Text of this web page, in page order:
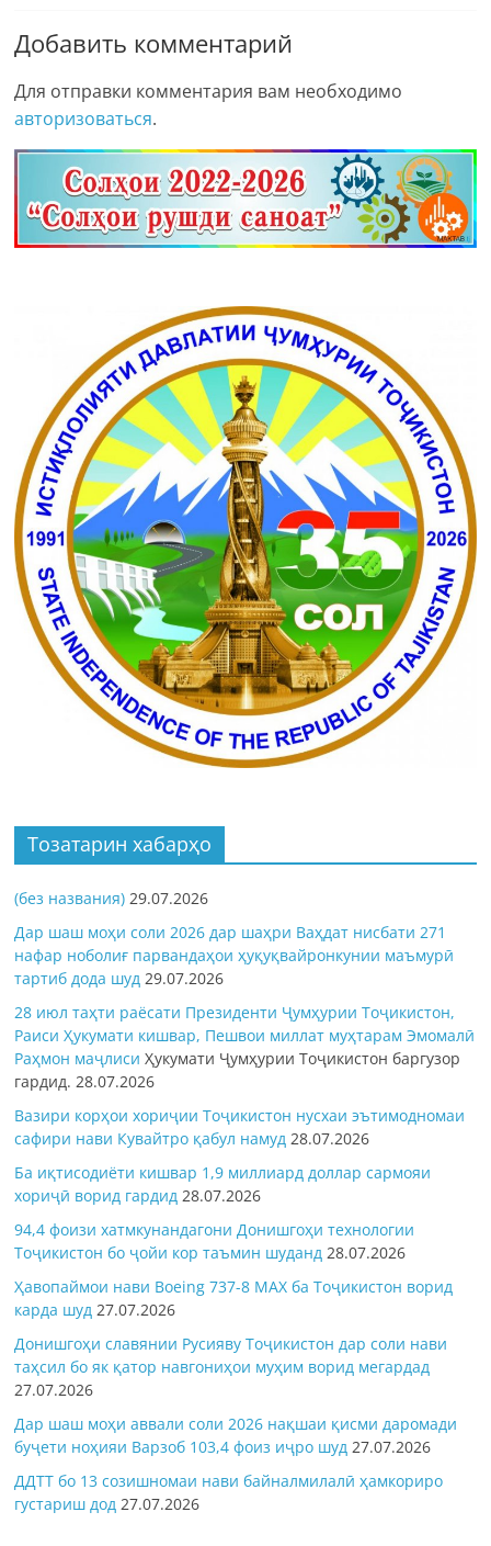
Добавить комментарий
Для отправки комментария вам необходимо
авторизоваться.
Тозатарин хабарҳо
(без названия) 29.07.2026
Дар шаш моҳи соли 2026 дар шаҳри Ваҳдат нисбати 271
нафар ноболиғ парвандаҳои ҳуқуқвайронкунии маъмурӣ
тартиб дода шуд 29.07.2026
28 июл таҳти раёсати Президенти Ҷумҳурии Тоҷикистон,
Раиси Ҳукумати кишвар, Пешвои миллат муҳтарам Эмомалӣ
Раҳмон маҷлисиҲукумати Ҷумҳурии Тоҷикистон баргузор
гардид.28.07.2026
Вазири корҳои хориҷии Тоҷикистон нусхаи эътимодномаи
сафири нави Кувайтро қабул намуд 28.07.2026
Ба иқтисодиёти кишвар 1,9 миллиард доллар сармояи
хориҷӣ ворид гардид 28.07.2026
94,4 фоизи хатмкунандагони Донишгоҳи технологии
Тоҷикистон бо ҷойи кор таъмин шуданд 28.07.2026
Ҳавопаймои нави Boeing 737-8 MAX ба Тоҷикистон ворид
карда шуд 27.07.2026
Донишгоҳи славянии Русияву Тоҷикистон дар соли нави
таҳсил бо як қатор навгониҳои муҳим ворид мегардад
27.07.2026
Дар шаш моҳи аввали соли 2026 нақшаи қисми даромади
буҷети ноҳияи Варзоб 103,4 фоиз иҷро шуд 27.07.2026
ДДТТ бо 13 созишномаи нави байналмилалӣ ҳамкориро
густариш дод 27.07.2026